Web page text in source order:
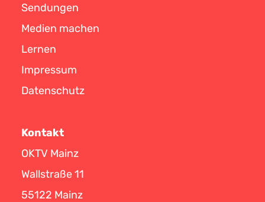
Sendungen
Medien machen
Lernen
Impressum
Datenschutz
Kontakt
OKTV Mainz
Wallstraße 11
55122 Mainz